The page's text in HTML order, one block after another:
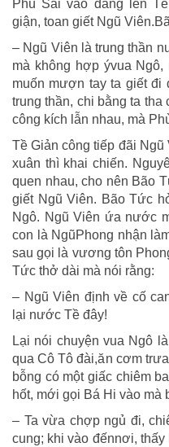
Phù Sai vào dâng lên
giận, toan giết Ngũ
– Ngũ Viên là trung thần
mà không hợp ývua
muốn mượn tay ta giết đi
trung thần, chi bằng ta tha
công kích lẫn nhau, mà
Tề Giản công tiếp đãi
xuân thì khai chiến.
quen nhau, cho nên Bão
giết Ngũ Viên. Bão Tức
Ngô. Ngũ Viên ứa nước
con là NgũPhong nhận
sau gọi là vương tôn
Tức thở dài mà nói rằng:
– Ngũ Viên định về cố
lại nước Tề đây!
Lại nói chuyện vua Ngô
qua Cô Tô đài,ăn cơm
bỗng có một giấc chiêm
hốt, mới gọi Bá Hi vào mà
– Ta vừa chợp ngủ đi,
cung; khi vào đếnnơi,